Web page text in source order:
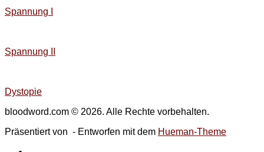
Spannung I
Spannung II
Dystopie
bloodword.com © 2026. Alle Rechte vorbehalten.
Präsentiert von - Entworfen mit dem Hueman-Theme